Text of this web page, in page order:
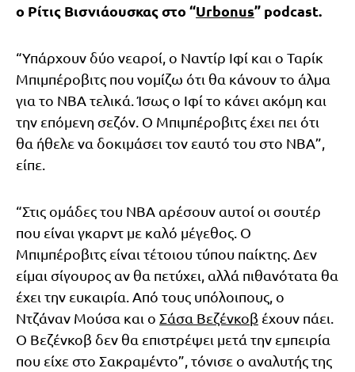
ο Ρίτις Βισνιάουσκας στο “Urbonus” podcast.
“Υπάρχουν δύο νεαροί, ο Ναντίρ Ιφί και ο Ταρίκ
Μπιμπέροβιτς που νομίζω ότι θα κάνουν το άλμα
για το ΝΒΑ τελικά. Ίσως ο Ιφί το κάνει ακόμη και
την επόμενη σεζόν. Ο Μπιμπέροβιτς έχει πει ότι
θα ήθελε να δοκιμάσει τον εαυτό του στο ΝΒΑ”,
είπε.
“Στις ομάδες του ΝΒΑ αρέσουν αυτοί οι σουτέρ
που είναι γκαρντ με καλό μέγεθος. Ο
Μπιμπέροβιτς είναι τέτοιου τύπου παίκτης. Δεν
είμαι σίγουρος αν θα πετύχει, αλλά πιθανότατα θα
έχει την ευκαιρία. Από τους υπόλοιπους, ο
Ντζάναν Μούσα και ο Σάσα Βεζένκοβ έχουν πάει.
Ο Βεζένκοβ δεν θα επιστρέψει μετά την εμπειρία
που είχε στο Σακραμέντο”, τόνισε ο αναλυτής της